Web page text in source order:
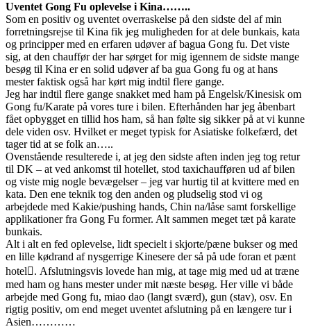
Uventet Gong Fu oplevelse i Kina……..
Som en positiv og uventet overraskelse på den sidste del af min
forretningsrejse til Kina fik jeg muligheden for at dele bunkais, kata
og principper med en erfaren udøver af bagua Gong fu. Det viste
sig, at den chauffør der har sørget for mig igennem de sidste mange
besøg til Kina er en solid udøver af ba gua Gong fu og at hans
mester faktisk også har kørt mig indtil flere gange.
Jeg har indtil flere gange snakket med ham på Engelsk/Kinesisk om
Gong fu/Karate på vores ture i bilen. Efterhånden har jeg åbenbart
fået opbygget en tillid hos ham, så han følte sig sikker på at vi kunne
dele viden osv. Hvilket er meget typisk for Asiatiske folkefærd, det
tager tid at se folk an…..
Ovenstående resulterede i, at jeg den sidste aften inden jeg tog retur
til DK – at ved ankomst til hotellet, stod taxichaufføren ud af bilen
og viste mig nogle bevægelser – jeg var hurtig til at kvittere med en
kata. Den ene teknik tog den anden og pludselig stod vi og
arbejdede med Kakie/pushing hands, Chin na/låse samt forskellige
applikationer fra Gong Fu former. Alt sammen meget tæt på karate
bunkais.
Alt i alt en fed oplevelse, lidt specielt i skjorte/pæne bukser og med
en lille kødrand af nysgerrige Kinesere der så på ude foran et pænt
hotel. Afslutningsvis lovede han mig, at tage mig med ud at træne
med ham og hans mester under mit næste besøg. Her ville vi både
arbejde med Gong fu, miao dao (langt sværd), gun (stav), osv. En
rigtig positiv, om end meget uventet afslutning på en længere tur i
Asien…………